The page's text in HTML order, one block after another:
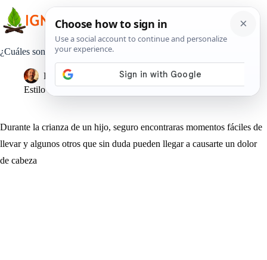
contenido
¿Cuáles son las fortalezas de un hijo desafiante?
Pedro Lisperguer
21 agosto, 2019
Estilo de Vida
Durante la crianza de un hijo, seguro encontraras momentos fáciles de
llevar y algunos otros que sin duda pueden llegar a causarte un dolor
de cabeza